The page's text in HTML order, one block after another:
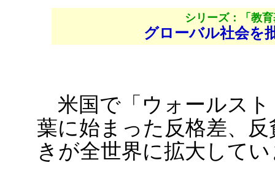
シリーズ：「教
グローバル社会を
米国で「ウォールスト
葉に始まった反格差、
きが全世界に拡大して